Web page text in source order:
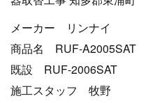
メーカー リンナイ
商品名 RUF-A2005SAT
既設 RUF-2006SAT
施工スタッフ 牧野